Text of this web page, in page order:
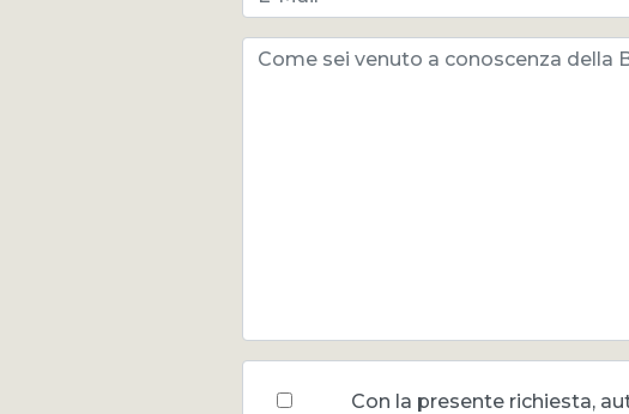
Con la presente richiesta,